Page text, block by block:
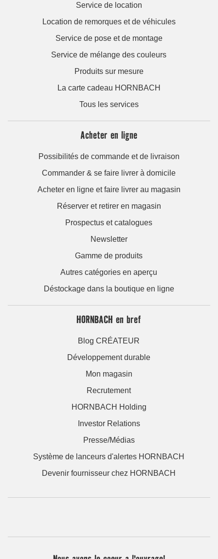
Service de location
Location de remorques et de véhicules
Service de pose et de montage
Service de mélange des couleurs
Produits sur mesure
La carte cadeau HORNBACH
Tous les services
Acheter en ligne
Possibilités de commande et de livraison
Commander & se faire livrer à domicile
Acheter en ligne et faire livrer au magasin
Réserver et retirer en magasin
Prospectus et catalogues
Newsletter
Gamme de produits
Autres catégories en aperçu
Déstockage dans la boutique en ligne
HORNBACH en bref
Blog CRÉATEUR
Développement durable
Mon magasin
Recrutement
HORNBACH Holding
Investor Relations
Presse/Médias
Système de lanceurs d'alertes HORNBACH
Devenir fournisseur chez HORNBACH